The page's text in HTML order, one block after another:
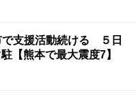
支援活動続ける ５日
【熊本で最大震度7】